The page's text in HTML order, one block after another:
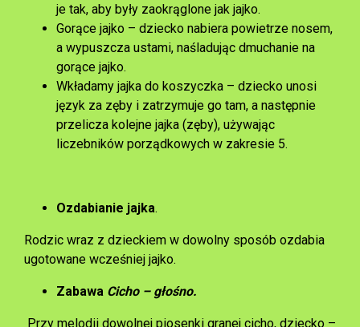
je tak, aby były zaokrąglone jak jajko.
Gorące jajko – dziecko nabiera powietrze nosem,
a wypuszcza ustami, naśladując dmuchanie na
gorące jajko.
Wkładamy jajka do koszyczka – dziecko unosi
język za zęby i zatrzymuje go tam, a następnie
przelicza kolejne jajka (zęby), używając
liczebników porządkowych w zakresie 5.
Ozdabianie jajka.
Rodzic wraz z dzieckiem w dowolny sposób ozdabia
ugotowane wcześniej jajko.
Zabawa Cicho – głośno.
Przy melodii dowolnej piosenki granej cicho, dziecko –